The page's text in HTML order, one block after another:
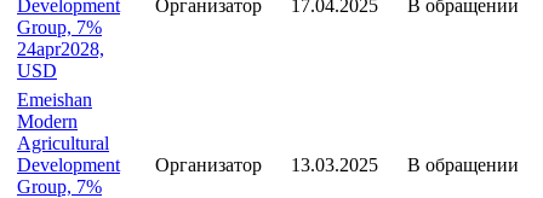
Development
Group, 7%
24apr2028,
USD
Организатор 17.04.2025 В обращении
Emeishan
Modern
Agricultural
Development
Group, 7%
Организатор 13.03.2025 В обращении